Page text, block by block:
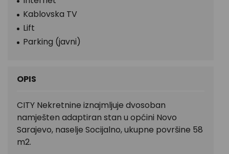
Kablovska TV
Lift
Parking (javni)
OPIS
CITY Nekretnine iznajmljuje dvosoban
namješten adaptiran stan u općini Novo
Sarajevo, naselje Socijalno, ukupne površine 58
m2.